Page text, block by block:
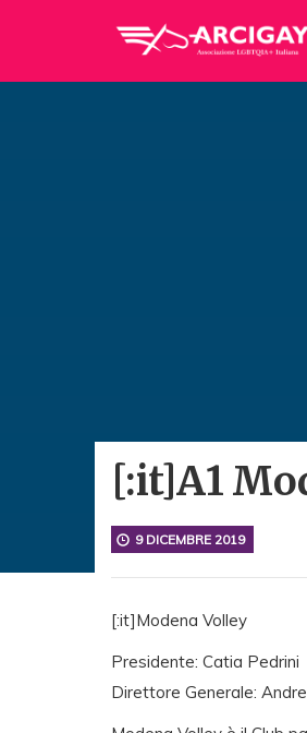
[:it]A1
9 DICEMBRE 2019
[:it]Modena Volley
Presidente: Catia Pedrini
Direttore Generale: